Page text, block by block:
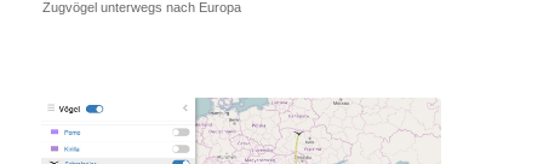
Zugvögel unterwegs nach Europa